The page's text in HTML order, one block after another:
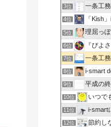
3位 一条工務
4位 「Kish
5位 理屈っ
6位 『ぴよ
7位 一条工
8位 i-smart
9位 平成の
10位 いつで
11位 i-smart
12位 節約し